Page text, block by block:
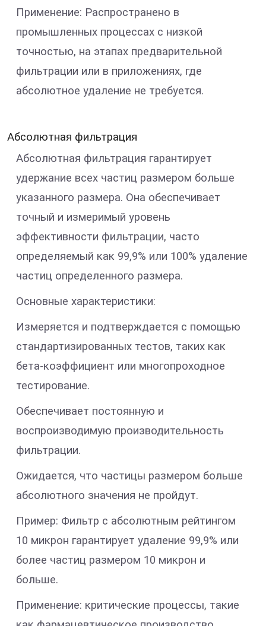
Применение: Распространено в
промышленных процессах с низкой
точностью, на этапах предварительной
фильтрации или в приложениях, где
абсолютное удаление не требуется.
Абсолютная фильтрация
Абсолютная фильтрация гарантирует
удержание всех частиц размером больше
указанного размера. Она обеспечивает
точный и измеримый уровень
эффективности фильтрации, часто
определяемый как 99,9% или 100% удаление
частиц определенного размера.
Основные характеристики:
Измеряется и подтверждается с помощью
стандартизированных тестов, таких как
бета-коэффициент или многопроходное
тестирование.
Обеспечивает постоянную и
воспроизводимую производительность
фильтрации.
Ожидается, что частицы размером больше
абсолютного значения не пройдут.
Пример: Фильтр с абсолютным рейтингом
10 микрон гарантирует удаление 99,9% или
более частиц размером 10 микрон и
больше.
Применение: критические процессы, такие